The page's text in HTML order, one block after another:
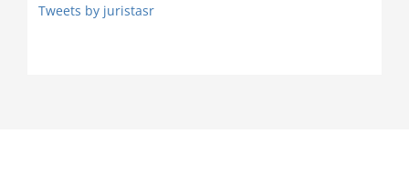
Tweets by juristasr